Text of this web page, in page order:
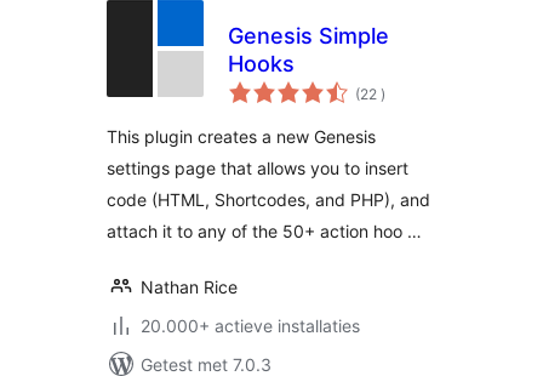
Genesis Simple
Hooks
(22 aantal
beoordelingen
)
This plugin creates a new Genesis
settings page that allows you to insert
code (HTML, Shortcodes, and PHP), and
attach it to any of the 50+ action hoo …
Nathan Rice
20.000+ actieve installaties
Getest met 7.0.3